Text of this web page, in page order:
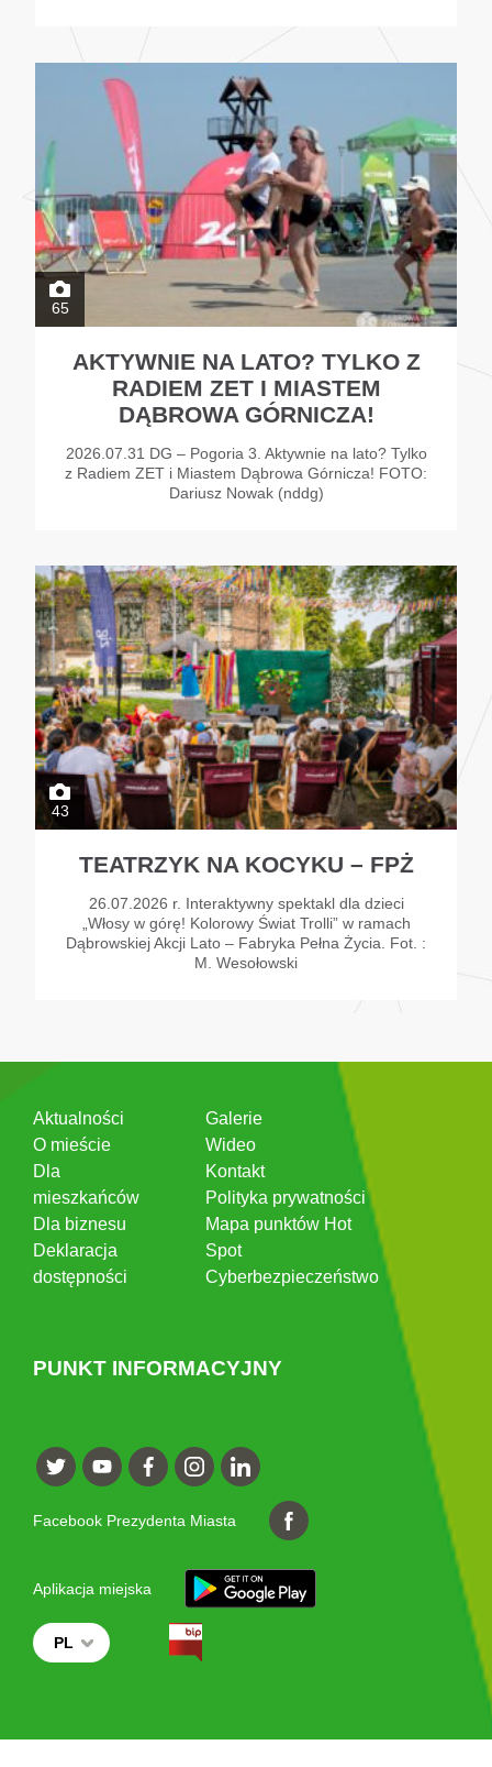
65
AKTYWNIE NA LATO? TYLKO Z
RADIEM ZET I MIASTEM
DĄBROWA GÓRNICZA!
2026.07.31 DG – Pogoria 3. Aktywnie na lato? Tylko
z Radiem ZET i Miastem Dąbrowa Górnicza! FOTO:
Dariusz Nowak (nddg)
43
TEATRZYK NA KOCYKU – FPŻ
26.07.2026 r. Interaktywny spektakl dla dzieci
„Włosy w górę! Kolorowy Świat Trolli” w ramach
Dąbrowskiej Akcji Lato – Fabryka Pełna Życia. Fot. :
M. Wesołowski
Aktualności
O mieście
Dla
mieszkańców
Dla biznesu
Deklaracja
dostępności
Galerie
Wideo
Kontakt
Polityka prywatności
Mapa punktów Hot
Spot
Cyberbezpieczeństwo
PUNKT INFORMACYJNY
Facebook Prezydenta Miasta
Aplikacja miejska
PL